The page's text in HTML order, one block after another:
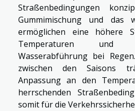
Straßenbedingungen
Gummimischung und das
ermöglichen eine höhere
Temperaturen und
Wasserabführung bei
zwischen den Saisons
Anpassung an den
herrschenden
somit für die